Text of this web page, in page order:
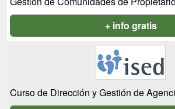
+ info gratis
Curso de Dirección y Gestión de